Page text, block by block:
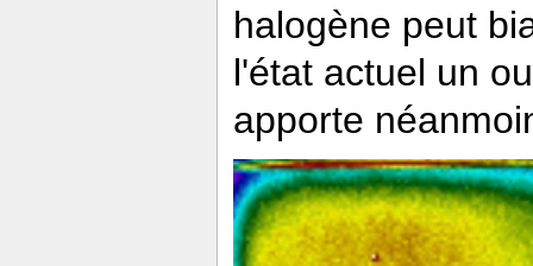
halogène peut
l'état actuel un
apporte